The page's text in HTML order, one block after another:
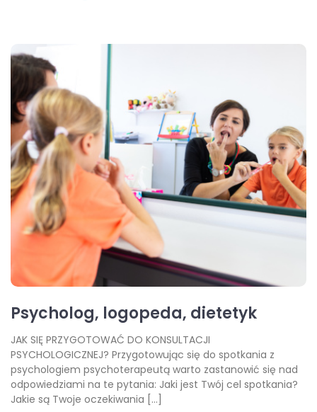
Psycholog, logopeda, dietetyk
JAK SIĘ PRZYGOTOWAĆ DO KONSULTACJI
PSYCHOLOGICZNEJ? Przygotowując się do spotkania z
psychologiem psychoterapeutą warto zastanowić się nad
odpowiedziami na te pytania: Jaki jest Twój cel spotkania?
Jakie są Twoje oczekiwania […]